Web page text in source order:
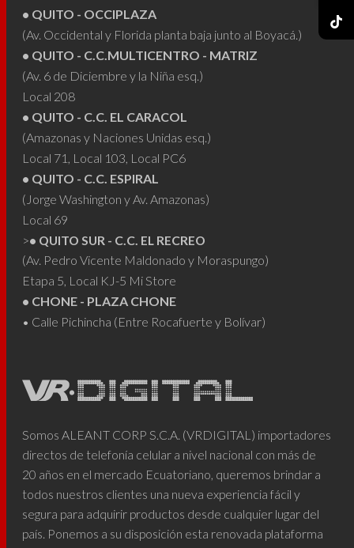
en
página
de
producto
• QUITO - OCCIPLAZA
(Av. Occidental y Florida planta baja junto al Boyacá.)
• QUITO - C.C.MULTICENTRO - MATRIZ
(Av. 6 de Diciembre y la Niña esq.)
Local 208
• QUITO - C.C. EL CARACOL
(Amazonas y Naciones Unidas esq.)
Local 71, Local 103, Local PC6
• QUITO - C.C. ESPIRAL
(Jorge Washington y Av. Amazonas)
Local 69
>• QUITO SUR - C.C. EL RECREO
(Av. Pedro Vicente Maldonado y Moraspungo)
Etapa 5, Local KJ-5 Mi Store
• CHONE - PLAZA CHONE
• Calle Pichincha (Entre Rocafuerte y Bolívar)
Somos ALEANT CORP S.C.A. (VRDIGITAL) importadores
directos de telefonía celular a nivel nacional con más de
20 años en el mercado Ecuatoriano, queremos brindar a
todos nuestros clientes una nueva experiencia fácil y
segura para adquirir productos desde cualquier lugar del
país. Ponemos a su disposición esta renovada plataforma